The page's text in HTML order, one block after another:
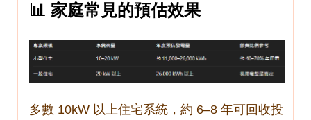
📊 家庭常見的預估效果
多數 10kW 以上住宅系統，約 6–8 年可回收投